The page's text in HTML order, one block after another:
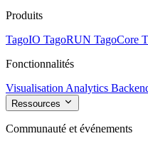
Produits
TagoIO TagoRUN TagoCore
Fonctionnalités
Visualisation Analytics
Ressources
Communauté et événements